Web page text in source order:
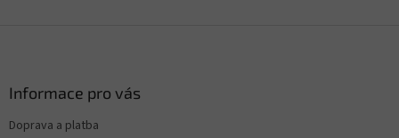
Informace pro vás
Doprava a platba